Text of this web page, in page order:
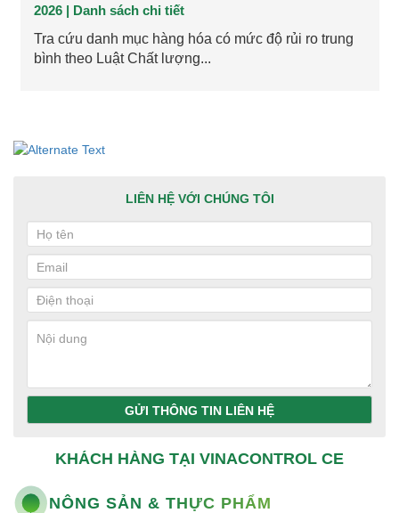
2026 | Danh sách chi tiết
Tra cứu danh mục hàng hóa có mức độ rủi ro trung
bình theo Luật Chất lượng...
LIÊN HỆ VỚI CHÚNG TÔI
GỬI THÔNG TIN LIÊN HỆ
KHÁCH HÀNG TẠI VINACONTROL CE
NÔNG SẢN & THỰC PHẨM